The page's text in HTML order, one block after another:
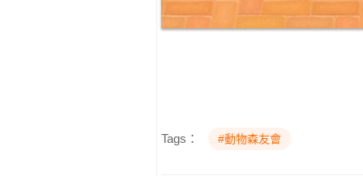
Tags： #動物森友會